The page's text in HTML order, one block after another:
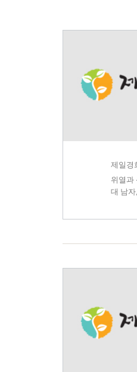
제일경
위열과
대 남자